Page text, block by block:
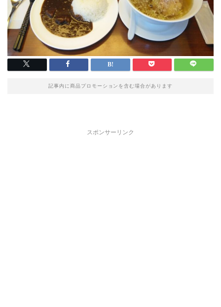
記事内に商品プロモーションを含む場合があります
スポンサーリンク